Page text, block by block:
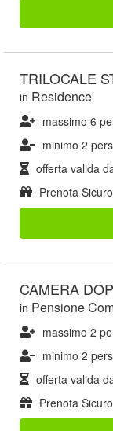
TRILOCALE
in Residence
massimo 6
minimo 2
offerta valida
Prenota Sicuro
CAMERA
in Pensione
massimo 2
minimo 2
offerta valida
Prenota Sicuro